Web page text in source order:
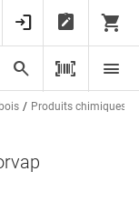
Produits chimiques